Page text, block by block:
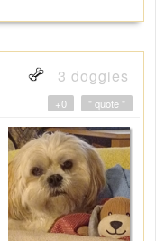
3 doggies
" quote "
+0